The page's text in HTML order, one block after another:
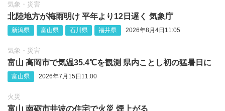
気象・災害
北陸地方が梅雨明け 平年より12日遅く 気象庁
新潟県 富山県 石川県 福井県 2026年8月4日11:05
気象・災害
富山 高岡市で気温35.4℃を観測 県内ことし初の猛暑日に
富山県 2026年7月15日11:00
火災
富山 南砺市井波の住宅で火災 煙上がる